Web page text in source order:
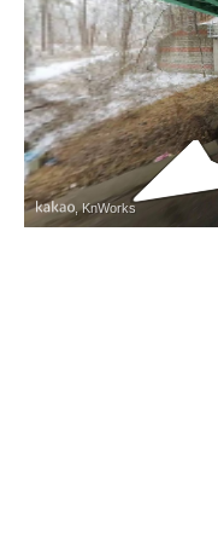
, KnWorks